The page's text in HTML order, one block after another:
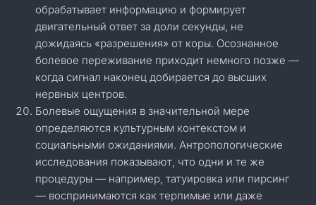
обрабатывает информацию и формирует
двигательный ответ за доли секунды, не
дожидаясь «разрешения» от коры. Осознанное
болевое переживание приходит немного позже —
когда сигнал наконец добирается до высших
нервных центров.
Болевые ощущения в значительной мере
определяются культурным контекстом и
социальными ожиданиями. Антропологические
исследования показывают, что одни и те же
процедуры — например, татуировка или пирсинг
— воспринимаются как терпимые или даже